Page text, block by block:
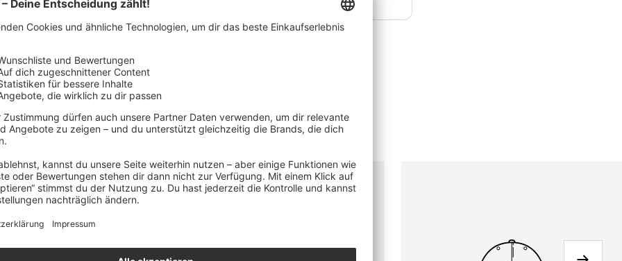
ENTDECKE UNSER
Of Fire Merch